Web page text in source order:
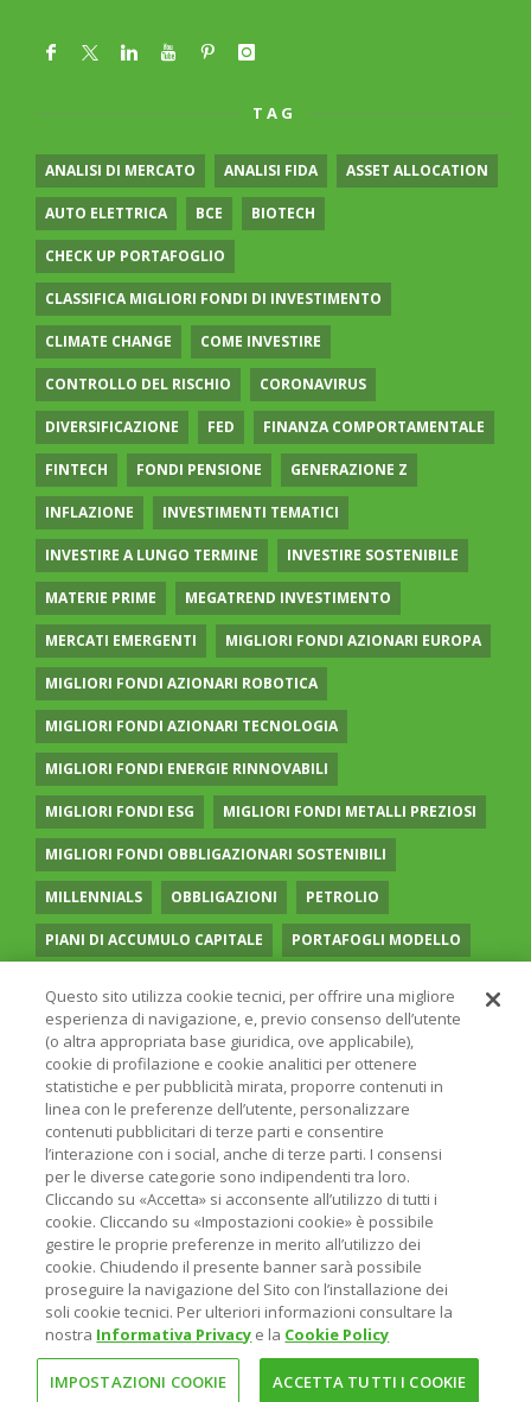
TAG
ANALISI DI MERCATO ANALISI FIDA ASSET ALLOCATION
AUTO ELETTRICA BCE BIOTECH
CHECK UP PORTAFOGLIO
CLASSIFICA MIGLIORI FONDI DI INVESTIMENTO
CLIMATE CHANGE COME INVESTIRE
CONTROLLO DEL RISCHIO CORONAVIRUS
DIVERSIFICAZIONE FED FINANZA COMPORTAMENTALE
FINTECH FONDI PENSIONE GENERAZIONE Z
INFLAZIONE INVESTIMENTI TEMATICI
INVESTIRE A LUNGO TERMINE INVESTIRE SOSTENIBILE
MATERIE PRIME MEGATREND INVESTIMENTO
MERCATI EMERGENTI MIGLIORI FONDI AZIONARI EUROPA
MIGLIORI FONDI AZIONARI ROBOTICA
MIGLIORI FONDI AZIONARI TECNOLOGIA
MIGLIORI FONDI ENERGIE RINNOVABILI
MIGLIORI FONDI ESG MIGLIORI FONDI METALLI PREZIOSI
MIGLIORI FONDI OBBLIGAZIONARI SOSTENIBILI
MILLENNIALS OBBLIGAZIONI PETROLIO
PIANI DI ACCUMULO CAPITALE PORTAFOGLI MODELLO
RISPARMIO GESTITO SOCIAL MEDIA STILE VALUE
TASSI UGUAGLIANZA DI GENERE VOLATILITÀ
© 2026 ONLINE SIM - ONLINE SIM È UNA SOCIETÀ DEL
GRUPPO BANCARIOERSEL - P.IVA 12927410154
PRIVACY POLICY
COOKIE INFORMAZIONI LEGALI
Questo sito utilizza cookie tecnici, per offrire una migliore
esperienza di navigazione, e, previo consenso dell’utente
(o altra appropriata base giuridica, ove applicabile),
cookie di profilazione e cookie analitici per ottenere
statistiche e per pubblicità mirata, proporre contenuti in
linea con le preferenze dell’utente, personalizzare
contenuti pubblicitari di terze parti e consentire
l’interazione con i social, anche di terze parti. I consensi
per le diverse categorie sono indipendenti tra loro.
Cliccando su «Accetta» si acconsente all’utilizzo di tutti i
cookie. Cliccando su «Impostazioni cookie» è possibile
gestire le proprie preferenze in merito all’utilizzo dei
cookie. Chiudendo il presente banner sarà possibile
proseguire la navigazione del Sito con l’installazione dei
soli cookie tecnici. Per ulteriori informazioni consultare la
nostra Informativa Privacy e la Cookie Policy
IMPOSTAZIONI COOKIE ACCETTA TUTTI I COOKIE